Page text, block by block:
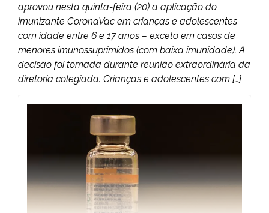
aprovou nesta quinta-feira (20) a aplicação do
imunizante CoronaVac em crianças e adolescentes
com idade entre 6 e 17 anos – exceto em casos de
menores imunossuprimidos (com baixa imunidade). A
decisão foi tomada durante reunião extraordinária da
diretoria colegiada. Crianças e adolescentes com […]